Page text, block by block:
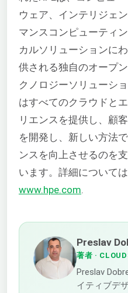
ウェア、インテリジェ
マンスコンピューティ
カルソリューションに
供される独自のオープ
クノロジーソリューシ
はすべてのクラウドと
リエンスを提供し、顧
を開発し、新しい方法
ンスを向上させるのを
います。詳細について
www.hpe.com
Preslav
著者 ·
Preslav
イティブデ